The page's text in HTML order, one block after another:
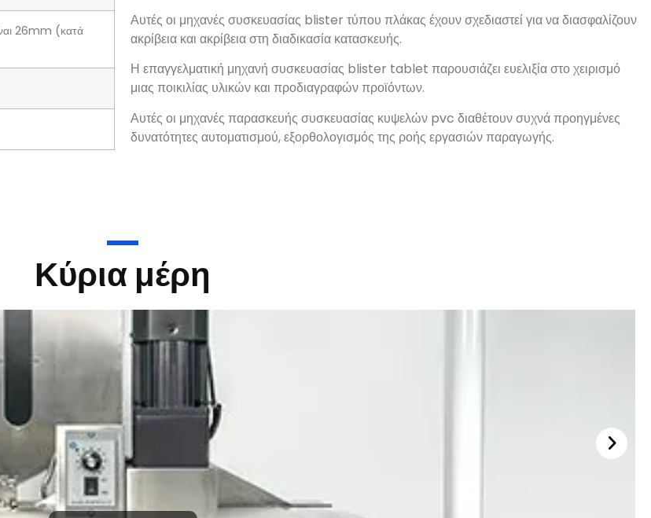
26mm (κατά
Αυτές οι μηχανές συσκευασίας blister τύπου πλάκας έχουν σχεδιαστεί για να διασφαλίζουν
ακρίβεια και ακρίβεια στη διαδικασία κατασκευής.
Η επαγγελματική μηχανή συσκευασίας blister tablet παρουσιάζει ευελιξία στο χειρισμό
μιας ποικιλίας υλικών και προδιαγραφών προϊόντων.
Αυτές οι μηχανές παρασκευής συσκευασίας κυψελών pvc διαθέτουν συχνά προηγμένες
δυνατότητες αυτοματισμού, εξορθολογισμός της ροής εργασιών παραγωγής.
Κύρια μέρη